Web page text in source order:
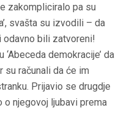
zakompliciralo pa su
svašta su izvodili – da
odavno bili zatvoreni!
demokracije’ da
su računali da će im
Prijavio se drugdje
njegovoj ljubavi prema